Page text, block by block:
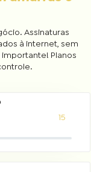
Assinaturas
à internet, sem
importante! Planos
15